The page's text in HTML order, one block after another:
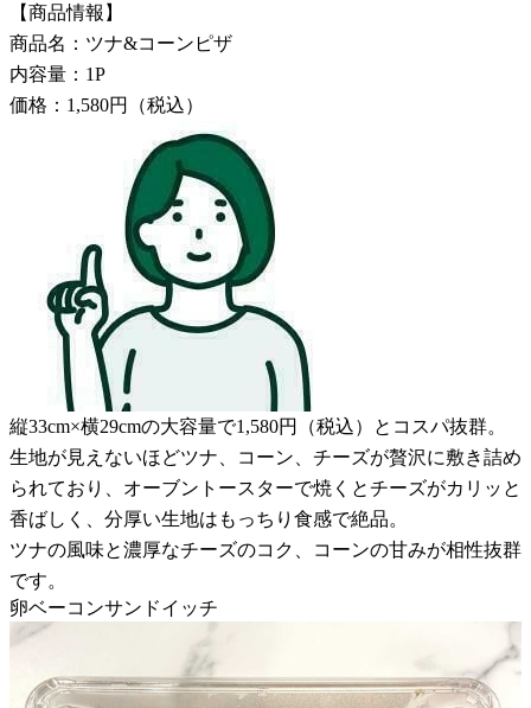
【商品情報】
商品名：ツナ&コーンピザ
内容量：1P
価格：1,580円（税込）
縦33cm×横29cmの大容量で1,580円（税込）とコスパ抜群。
生地が見えないほどツナ、コーン、チーズが贅沢に敷き詰め
られており、オーブントースターで焼くとチーズがカリッと
香ばしく、分厚い生地はもっちり食感で絶品。
ツナの風味と濃厚なチーズのコク、コーンの甘みが相性抜群
です。
卵ベーコンサンドイッチ